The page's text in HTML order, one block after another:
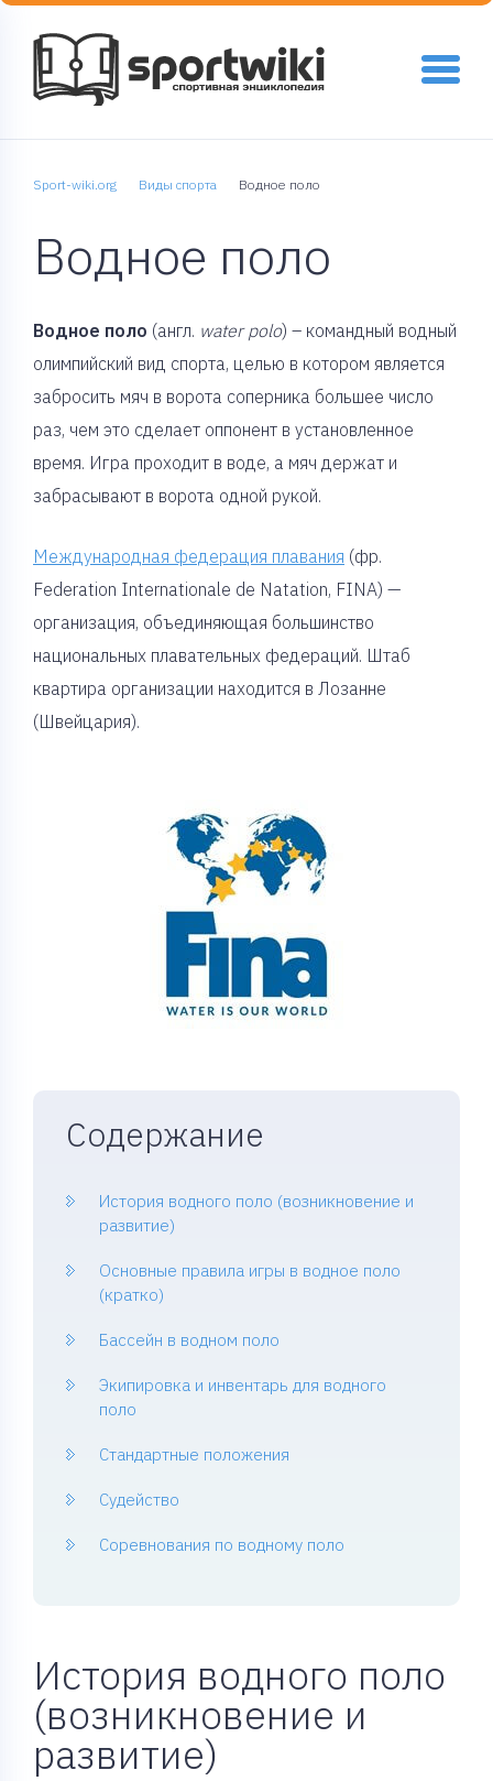
Sport-wiki.org Виды спорта Водное поло
Водное поло
Водное поло (англ. water polo) – командный водный
олимпийский вид спорта, целью в котором является
забросить мяч в ворота соперника большее число
раз, чем это сделает оппонент в установленное
время. Игра проходит в воде, а мяч держат и
забрасывают в ворота одной рукой.
Международная федерация плавания (фр.
Federation Internationale de Natation, FINA) —
организация, объединяющая большинство
национальных плавательных федераций. Штаб
квартира организации находится в Лозанне
(Швейцария).
Содержание
История водного поло (возникновение и
развитие)
Основные правила игры в водное поло
(кратко)
Бассейн в водном поло
Экипировка и инвентарь для водного
поло
Стандартные положения
Судейство
Соревнования по водному поло
История водного поло
(возникновение и
развитие)